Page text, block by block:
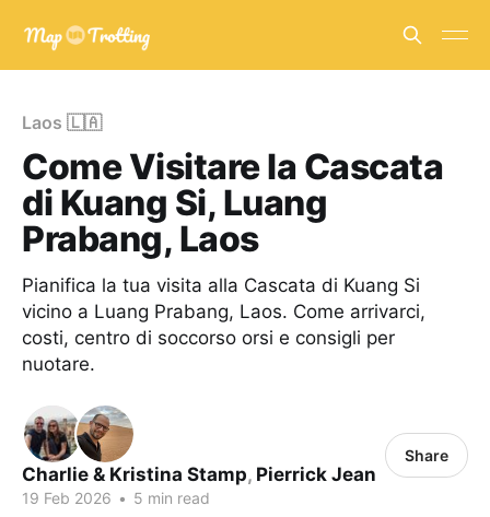
Laos 🇱🇦
Come Visitare la Cascata
di Kuang Si, Luang
Prabang, Laos
Pianifica la tua visita alla Cascata di Kuang Si
vicino a Luang Prabang, Laos. Come arrivarci,
costi, centro di soccorso orsi e consigli per
nuotare.
Charlie & Kristina Stamp, Pierrick Jean
19 Feb 2026 • 5 min read
Share